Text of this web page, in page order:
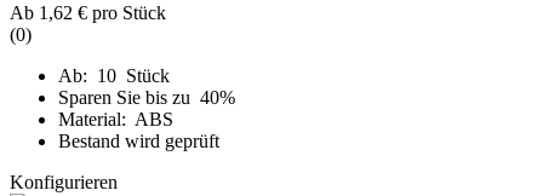
Ab 1,62 € pro Stück
(0)
Ab: 10 Stück
Sparen Sie bis zu 40%
Material: ABS
Bestand wird geprüft
Konfigurieren